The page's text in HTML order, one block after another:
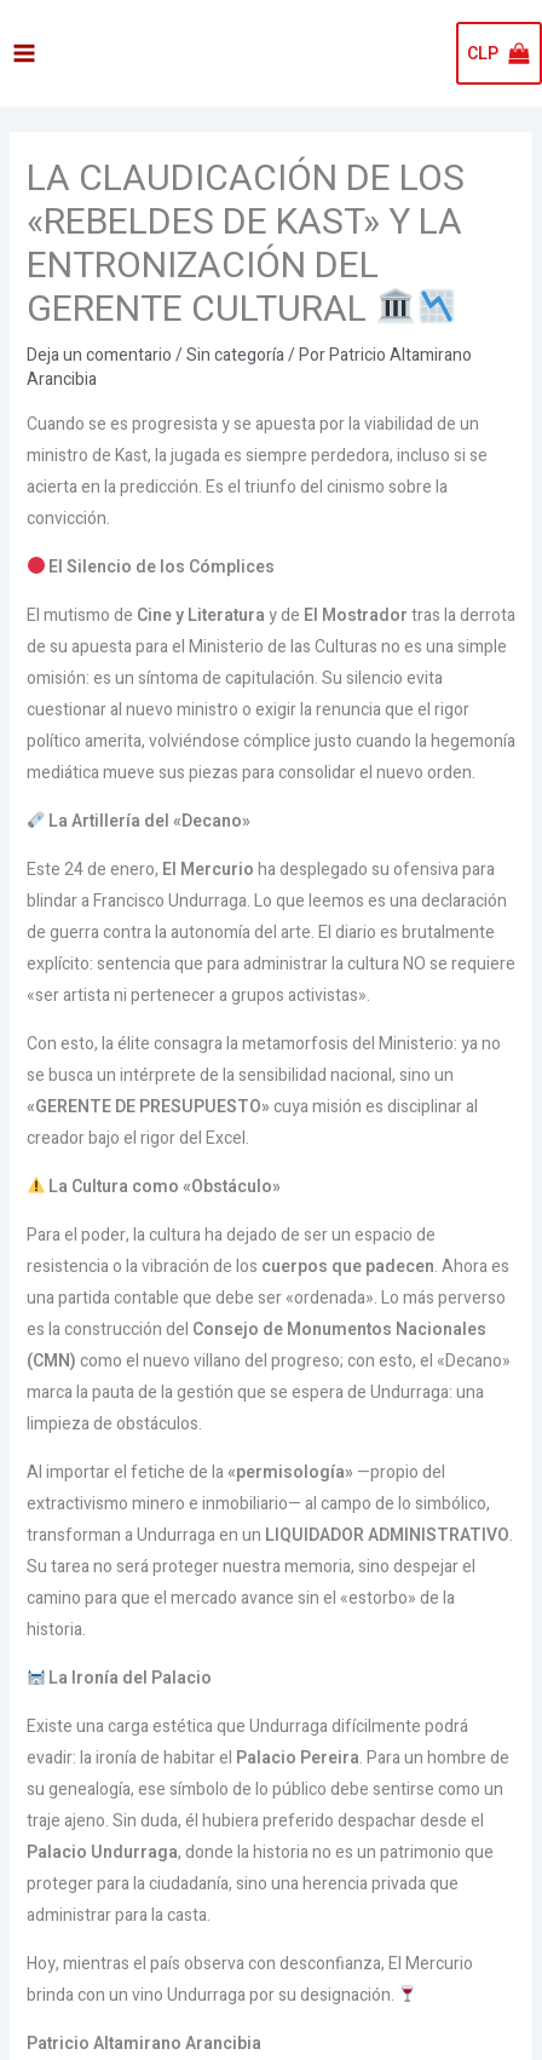
CLP
LA CLAUDICACIÓN DE LOS
«REBELDES DE KAST» Y LA
ENTRONIZACIÓN DEL
GERENTE CULTURAL
Deja un comentario/Sin categoría/ PorPatricio Altamirano
Arancibia
Cuando se es progresista y se apuesta por la viabilidad de un
ministro de Kast, la jugada es siempre perdedora, incluso si se
acierta en la predicción. Es el triunfo del cinismo sobre la
convicción.
El Silencio de los Cómplices
El mutismo de Cine y Literaturay de El Mostradortras la derrota
de su apuesta para el Ministerio de las Culturas no es una simple
omisión: es un síntoma de capitulación. Su silencio evita
cuestionar al nuevo ministro o exigir la renuncia que el rigor
político amerita, volviéndose cómplice justo cuando la hegemonía
mediática mueve sus piezas para consolidar el nuevo orden.
La Artillería del «Decano»
Este 24 de enero, El Mercurioha desplegado su ofensiva para
blindar a Francisco Undurraga. Lo que leemos es una declaración
de guerra contra la autonomía del arte. El diario es brutalmente
explícito: sentencia que para administrar la cultura NO se requiere
«ser artista ni pertenecer a grupos activistas».
Con esto, la élite consagra la metamorfosis del Ministerio: ya no
se busca un intérprete de la sensibilidad nacional, sino un
«GERENTE DE PRESUPUESTO»cuya misión es disciplinar al
creador bajo el rigor del Excel.
La Cultura como «Obstáculo»
Para el poder, la cultura ha dejado de ser un espacio de
resistencia o la vibración de los cuerpos que padecen. Ahora es
una partida contable que debe ser «ordenada». Lo más perverso
es la construcción del Consejo de Monumentos Nacionales
(CMN)como el nuevo villano del progreso; con esto, el «Decano»
marca la pauta de la gestión que se espera de Undurraga: una
limpieza de obstáculos.
Al importar el fetiche de la«permisología»—propio del
extractivismo minero e inmobiliario— al campo de lo simbólico,
transforman a Undurraga en un LIQUIDADOR ADMINISTRATIVO.
Su tarea no será proteger nuestra memoria, sino despejar el
camino para que el mercado avance sin el «estorbo» de la
historia.
La Ironía del Palacio
Existe una carga estética que Undurraga difícilmente podrá
evadir: la ironía de habitar el Palacio Pereira. Para un hombre de
su genealogía, ese símbolo de lo público debe sentirse como un
traje ajeno. Sin duda, él hubiera preferido despachar desde el
Palacio Undurraga, donde la historia no es un patrimonio que
proteger para la ciudadanía, sino una herencia privada que
administrar para la casta.
Hoy, mientras el país observa con desconfianza, El Mercurio
brinda con un vino Undurraga por su designación.
Patricio Altamirano Arancibia